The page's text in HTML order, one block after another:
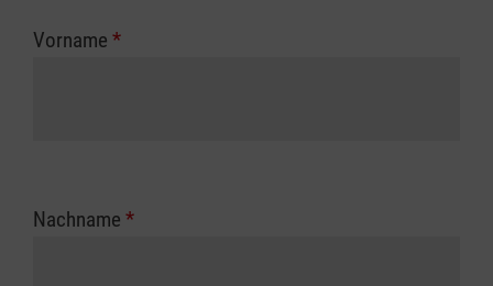
Vorname *
Nachname *